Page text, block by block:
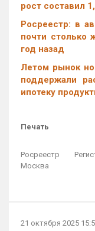
рост составил
Росреестр: в
почти столько
год назад
Летом рынок
поддержали
ипотеку
Печать
Росреестр
Москва
21 октября 2025